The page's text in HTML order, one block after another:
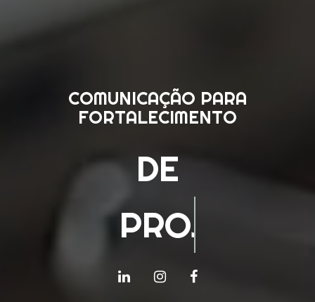
COMUNICAÇÃO PARA
FORTALECIMENTO
DE
PROJETOS